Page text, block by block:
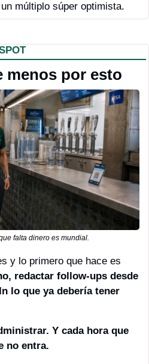
múltiplo súper optimista.
menos por esto
falta dinero es mundial.
y lo primero que hace es
redactar follow-ups desde
lo que ya debería tener
Y cada hora que
no entra.